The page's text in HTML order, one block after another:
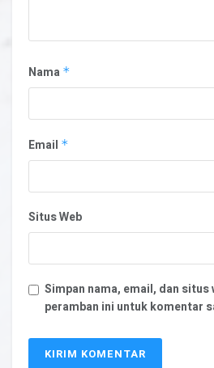
Nama *
Email *
Situs Web
Simpan nama, email, dan situs
peramban ini untuk komentar